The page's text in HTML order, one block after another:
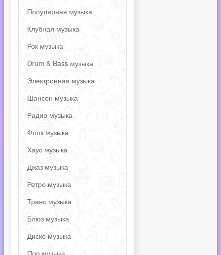
Популярная музыка
Клубная музыка
Рок музыка
Drum & Bass музыка
Электронная музыка
Шансон музыка
Радио музыка
Фолк музыка
Хаус музыка
Джаз музыка
Ретро музыка
Транс музыка
Блюз музыка
Диско музыка
Поп музыка